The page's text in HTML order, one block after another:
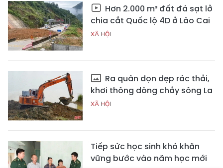
Hơn 2.000 m³ đất đá sạt lở
chia cắt Quốc lộ 4D ở Lào Cai
XÃ HỘI
Ra quân dọn dẹp rác thải,
khơi thông dòng chảy sông La
XÃ HỘI
Tiếp sức học sinh khó khăn
vững bước vào năm học mới